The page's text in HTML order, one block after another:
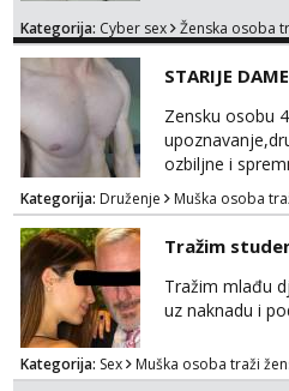
oglasu su
TELEGRAM:
(ODGOVARAM
AKO STE ZA
verifkovanje
ISPUNI SVOJE
Kategorija: Cyber sex Ženska osoba
STARIJE DAME
Zensku osobu
ozbiljne i
vrijeme!
Kategorija: Druženje Muška osoba
Tražim
Tražim mlađu
uz naknadu i
Kategorija: Sex Muška osoba traži